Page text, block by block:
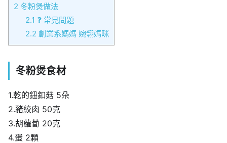
2 冬粉煲做法
2.1 ❓ 常見問題
2.2 創業系媽媽 婉翎媽咪
冬粉煲食材
1.乾的鈕釦菇 5朵
2.豬絞肉 50克
3.胡蘿蔔 20克
4.蛋 2顆